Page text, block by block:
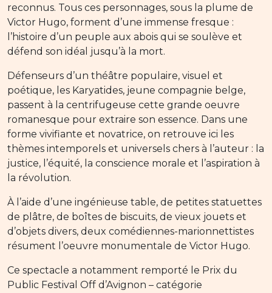
reconnus. Tous ces personnages, sous la plume de
Victor Hugo, forment d’une immense fresque :
l’histoire d’un peuple aux abois qui se soulève et
défend son idéal jusqu’à la mort.
Défenseurs d’un théâtre populaire, visuel et
poétique, les Karyatides, jeune compagnie belge,
passent à la centrifugeuse cette grande oeuvre
romanesque pour extraire son essence. Dans une
forme vivifiante et novatrice, on retrouve ici les
thèmes intemporels et universels chers à l’auteur : la
justice, l’équité, la conscience morale et l’aspiration à
la révolution.
À l’aide d’une ingénieuse table, de petites statuettes
de plâtre, de boîtes de biscuits, de vieux jouets et
d’objets divers, deux comédiennes-marionnettistes
résument l’oeuvre monumentale de Victor Hugo.
Ce spectacle a notamment remporté le Prix du
Public Festival Off d’Avignon – catégorie